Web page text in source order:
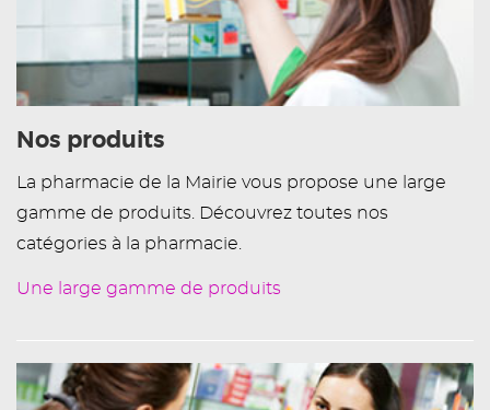
Nos produits
La pharmacie de la Mairie vous propose une large
gamme de produits. Découvrez toutes nos
catégories à la pharmacie.
Une large gamme de produits